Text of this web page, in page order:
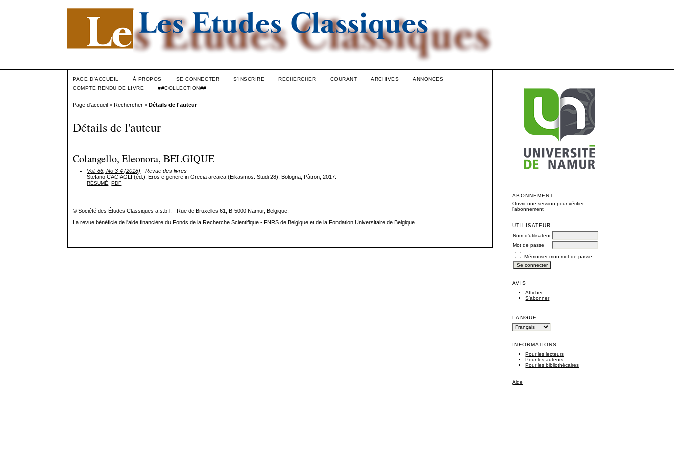
ABONNEMENT
Ouvrir une session pour vérifier
l'abonnement
UTILISATEUR
Nom d'utilisateur
Mot de passe
Mémoriser mon mot de passe
AVIS
Afficher
S'abonner
LANGUE
INFORMATIONS
Pour les lecteurs
Pour les auteurs
Pour les bibliothécaires
Aide
PAGE D'ACCUEIL À PROPOS SE CONNECTER S'INSCRIRE RECHERCHER COURANT ARCHIVES
ANNONCES
COMPTE RENDU DE LIVRE
##COLLECTION##
Page d'accueil >Rechercher >Détails de l'auteur
Détails de l'auteur
Colangello, Eleonora, BELGIQUE
Vol. 86, No 3-4 (2018) - Revue des livres
Stefano CACIAGLI (éd.), Eros e genere in Grecia arcaica (Eikasmos. Studi 28), Bologna, Pàtron, 2017.
RÉSUMÉ PDF
© Société des Études Classiques a.s.b.l. - Rue de Bruxelles 61, B-5000 Namur, Belgique.
La revue bénéficie de l'aide financière du Fonds de la Recherche Scientifique - FNRS de Belgique et de la Fondation Universitaire de Belgique.